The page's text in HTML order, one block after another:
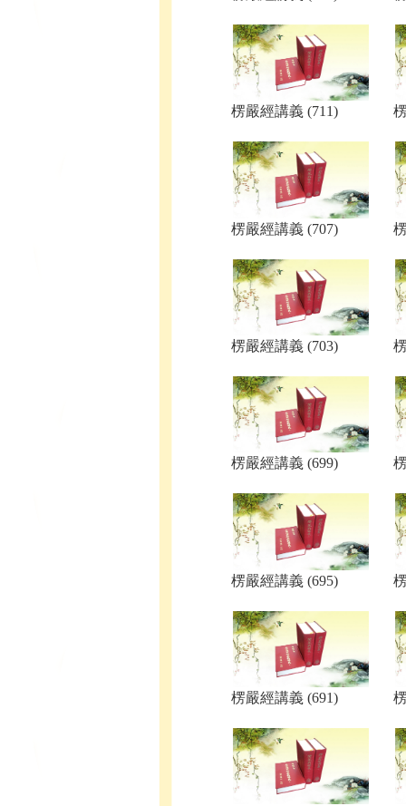
楞嚴經講義 (711)
楞嚴經講義 (707)
楞嚴經講義 (703)
楞嚴經講義 (699)
楞嚴經講義 (695)
楞嚴經講義 (691)